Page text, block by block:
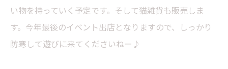
い物を持っていく予定です。そして猫雑貨も販売しま
す。今年最後のイベント出店となりますので、しっかり
防寒して遊びに来てくださいねー♪